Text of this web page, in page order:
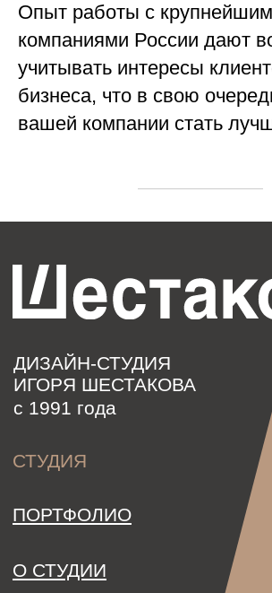
Опыт работы с
компаниями России дают
учитывать интересы
бизнеса, что в свою
вашей компании стать